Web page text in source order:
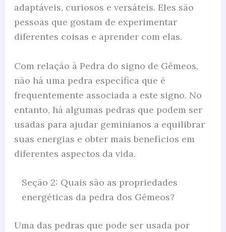
adaptáveis, curiosos e versáteis. Eles são
pessoas que gostam de experimentar
diferentes coisas e aprender com elas.
Com relação à Pedra do signo de Gêmeos,
não há uma pedra específica que é
frequentemente associada a este signo. No
entanto, há algumas pedras que podem ser
usadas para ajudar geminianos a equilibrar
suas energias e obter mais benefícios em
diferentes aspectos da vida.
Seção 2: Quais são as propriedades
energéticas da pedra dos Gêmeos?
Uma das pedras que pode ser usada por